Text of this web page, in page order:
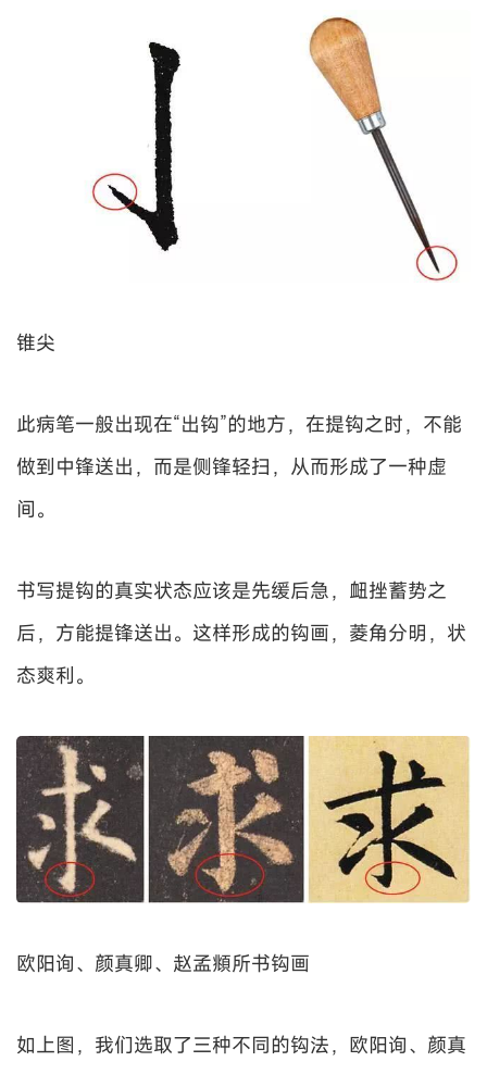
锥尖
此病笔一般出现在“出钩”的地方，在提钩之时，不能
做到中锋送出，而是侧锋轻扫，从而形成了一种虚
间。
书写提钩的真实状态应该是先缓后急，衄挫蓄势之
后，方能提锋送出。这样形成的钩画，菱角分明，状
态爽利。
欧阳询、颜真卿、赵孟頫所书钩画
如上图，我们选取了三种不同的钩法，欧阳询、颜真